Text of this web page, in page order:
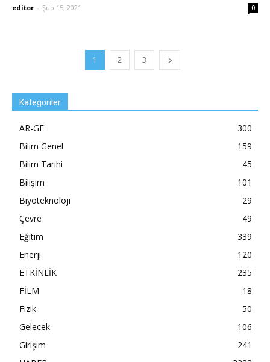
editor - Şub 15, 2021 0
1 2 3
Kategoriler
AR-GE
300
Bilim Genel
159
Bilim Tarihi
45
Bilişim
101
Biyoteknoloji
29
Çevre
49
Eğitim
339
Enerji
120
ETKİNLİK
235
FİLM
18
Fizik
50
Gelecek
106
Girişim
241